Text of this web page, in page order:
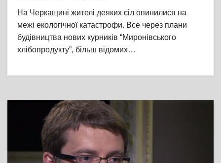
На Черкащині жителі деяких сіл опинилися на
межі екологічної катастрофи. Все через плани
будівництва нових курників “Миронівського
хлібопродукту”, більш відомих…